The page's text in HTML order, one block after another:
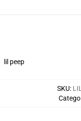
lil peep
SKU: